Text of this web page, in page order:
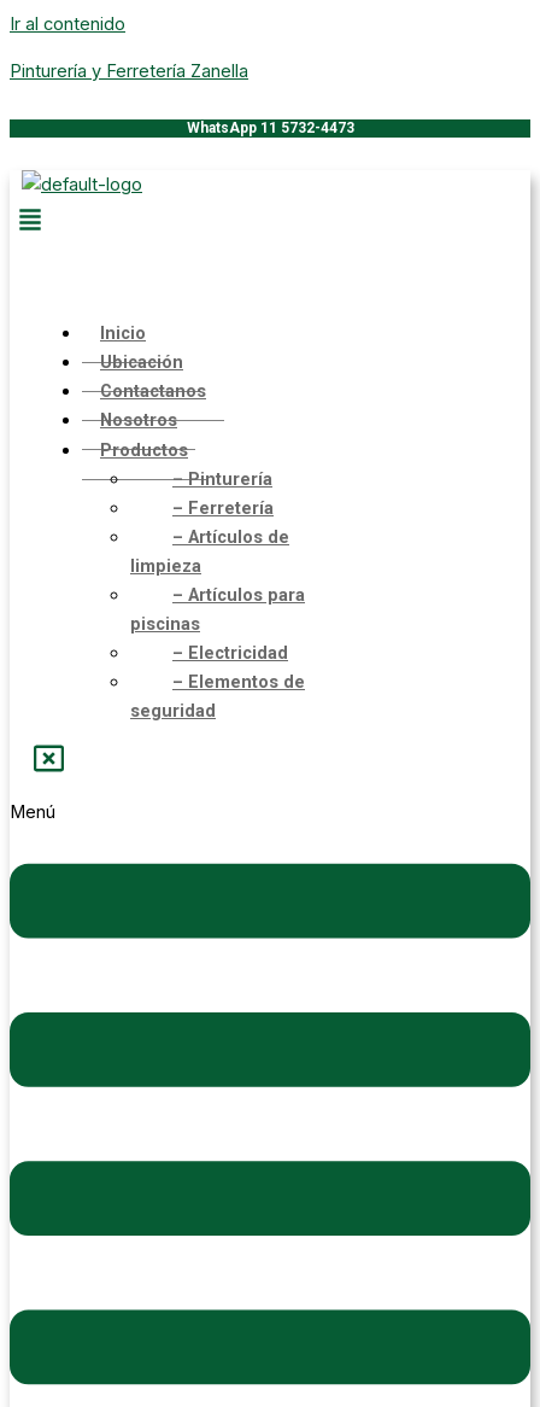
Ir al contenido
Pinturería y Ferretería Zanella
WhatsApp 11 5732-4473
Inicio
Ubicación
Contactanos
Nosotros
Productos
– Pinturería
– Ferretería
– Artículos de
limpieza
– Artículos para
piscinas
– Electricidad
– Elementos de
seguridad
Menú